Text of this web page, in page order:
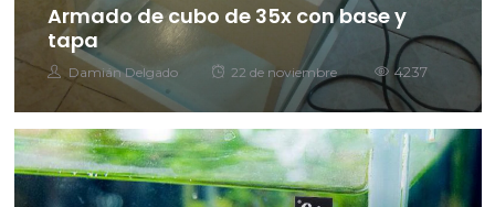
Armado de cubo de 35x con base y
tapa
Autor
Damián Delgado
Posted
22 de noviembre 4237